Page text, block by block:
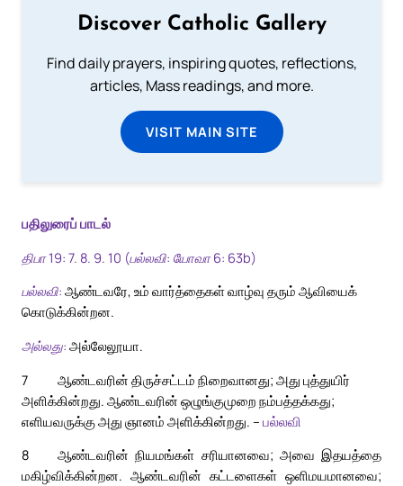
Discover Catholic Gallery
Find daily prayers, inspiring quotes, reflections,
articles, Mass readings, and more.
VISIT MAIN SITE
பதிலுரைப் பாடல்
திபா 19: 7. 8. 9. 10 (பல்லவி: யோவா 6: 63b)
பல்லவி: ஆண்டவரே, உம் வார்த்தைகள் வாழ்வு தரும் ஆவியைக்
கொடுக்கின்றன.
அல்லது: அல்லேலூயா.
7
ஆண்டவரின் திருச்சட்டம் நிறைவானது; அது புத்துயிர்
அளிக்கின்றது. ஆண்டவரின் ஒழுங்குமுறை நம்பத்தக்கது;
எளியவருக்கு அது ஞானம் அளிக்கின்றது. – பல்லவி
8
ஆண்டவரின் நியமங்கள் சரியானவை; அவை இதயத்தை
மகிழ்விக்கின்றன. ஆண்டவரின் கட்டளைகள் ஒளிமயமானவை;